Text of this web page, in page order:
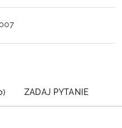
ZADAJ PYTANIE